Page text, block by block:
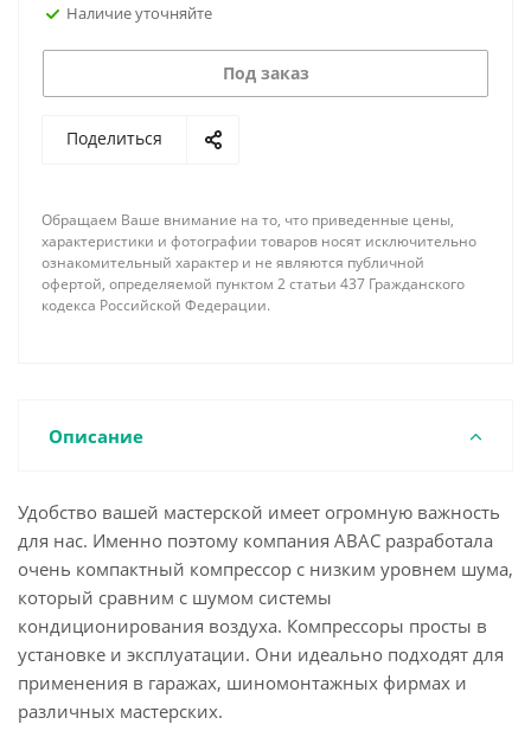
Наличие уточняйте
Под заказ
Поделиться
Обращаем Ваше внимание на то, что приведенные цены,
характеристики и фотографии товаров носят исключительно
ознакомительный характер и не являются публичной
офертой, определяемой пунктом 2 статьи 437 Гражданского
кодекса Российской Федерации.
Описание
Удобство вашей мастерской имеет огромную важность
для нас. Именно поэтому компания ABAC разработала
очень компактный компрессор с низким уровнем шума,
который сравним с шумом системы
кондиционирования воздуха. Компрессоры просты в
установке и эксплуатации. Они идеально подходят для
применения в гаражах, шиномонтажных фирмах и
различных мастерских.